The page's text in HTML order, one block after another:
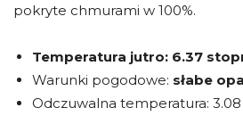
pokryte chmurami w 100%.
Temperatura jutro: 6.37
Warunki pogodowe: słabe
Odczuwalna temperatura: